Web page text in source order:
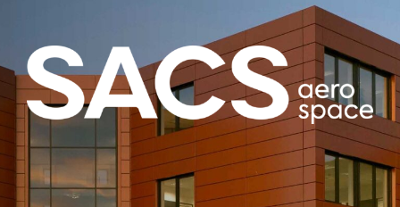
Unternehmen
Aerospace Solutions
EQM